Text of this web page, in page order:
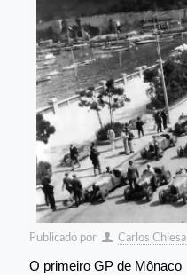
Publicado por Carlos Chiesa
O primeiro GP de Mônaco